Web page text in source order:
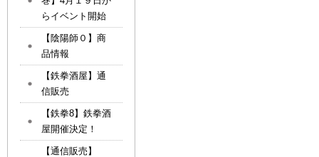
らイベント開始
【陰陽師０】商
品情報
【鉄拳酒屋】通
信販売
【鉄拳8】鉄拳酒
屋開催決定！
【通信販売】